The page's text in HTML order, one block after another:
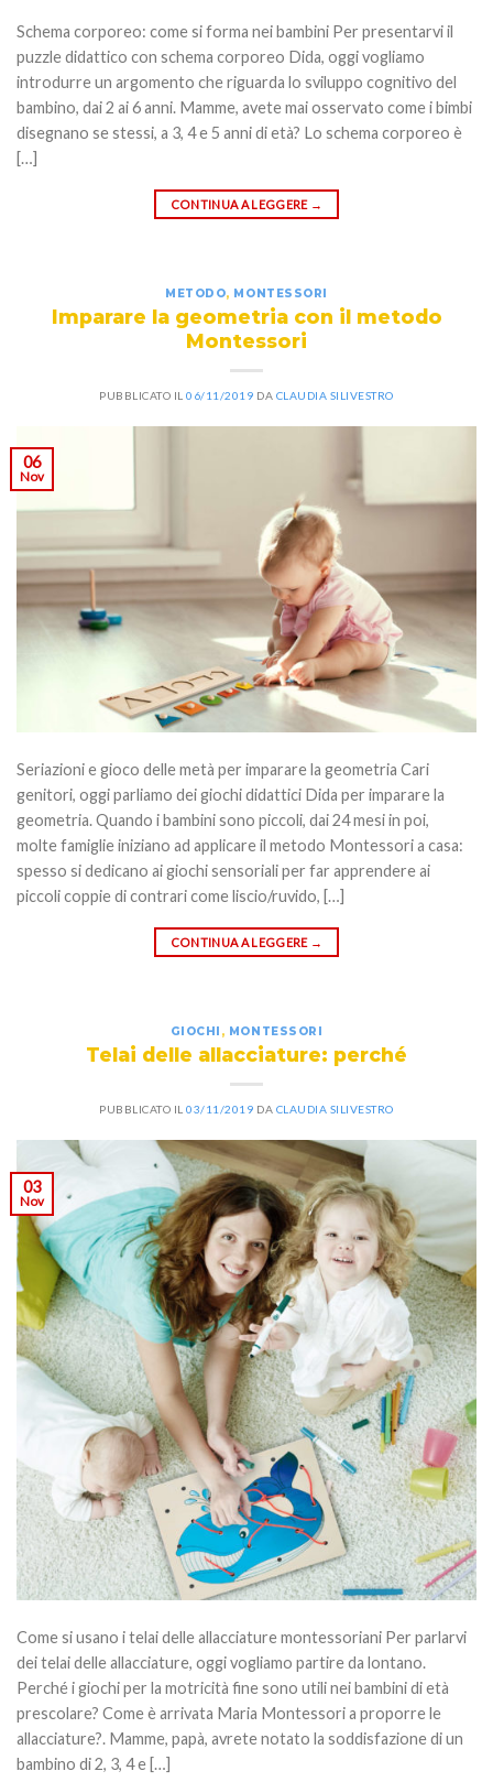
Schema corporeo: come si forma nei bambini Per presentarvi il
puzzle didattico con schema corporeo Dida, oggi vogliamo
introdurre un argomento che riguarda lo sviluppo cognitivo del
bambino, dai 2 ai 6 anni. Mamme, avete mai osservato come i bimbi
disegnano se stessi, a 3, 4 e 5 anni di età? Lo schema corporeo è
[…]
CONTINUA A LEGGERE →
METODO, MONTESSORI
Imparare la geometria con il metodo
Montessori
PUBBLICATO IL06/11/2019 DA CLAUDIA SILIVESTRO
06
Nov
Seriazioni e gioco delle metà per imparare la geometria Cari
genitori, oggi parliamo dei giochi didattici Dida per imparare la
geometria. Quando i bambini sono piccoli, dai 24 mesi in poi,
molte famiglie iniziano ad applicare il metodo Montessori a casa:
spesso si dedicano ai giochi sensoriali per far apprendere ai
piccoli coppie di contrari come liscio/ruvido, […]
CONTINUA A LEGGERE →
GIOCHI , MONTESSORI
Telai delle allacciature: perché
PUBBLICATO IL03/11/2019 DA CLAUDIA SILIVESTRO
03
Nov
Come si usano i telai delle allacciature montessoriani Per parlarvi
dei telai delle allacciature, oggi vogliamo partire da lontano.
Perché i giochi per la motricità fine sono utili nei bambini di età
prescolare? Come è arrivata Maria Montessori a proporre le
allacciature?. Mamme, papà, avrete notato la soddisfazione di un
bambino di 2, 3, 4 e […]